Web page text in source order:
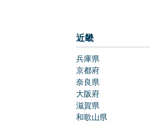
近畿
兵庫県
京都府
奈良県
大阪府
滋賀県
和歌山県